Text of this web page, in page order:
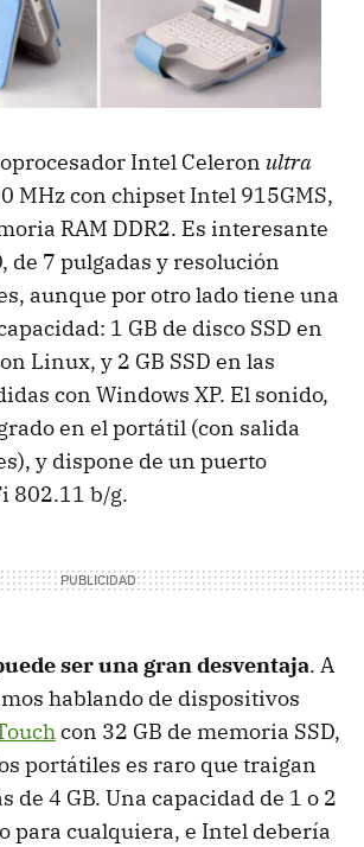
Intel Celeron ultra
MHz con chipset Intel 915GMS,
RAM DDR2. Es interesante
de 7 pulgadas y resolución
aunque por otro lado tiene una
1 GB de disco SSD en
Linux, y 2 GB SSD en las
con Windows XP. El sonido,
en el portátil (con salida
y dispone de un puerto
802.11 b/g.
ser una gran desventaja. A
hablando de dispositivos
con 32 GB de memoria SSD,
portátiles es raro que traigan
de 4 GB. Una capacidad de 1 o 2
para cualquiera, e Intel debería